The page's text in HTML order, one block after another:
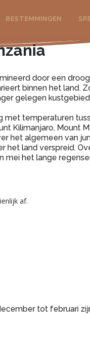
BESTEMMINGEN
door een
binnen het land.
gelegen
temperaturen
Kilimanjaro, Mount
het algemeen van
land verspreid.
mei het lange
af.
tot februari